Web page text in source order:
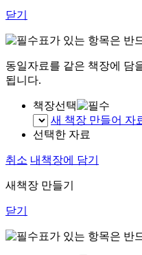
닫기
표가 있는 항목은 반
동일자료를 같은 책장에 담
됩니다.
책장선택
새 책장 만들어 자
선택한 자료
취소 내책장에 담기
새책장 만들기
닫기
표가 있는 항목은 반